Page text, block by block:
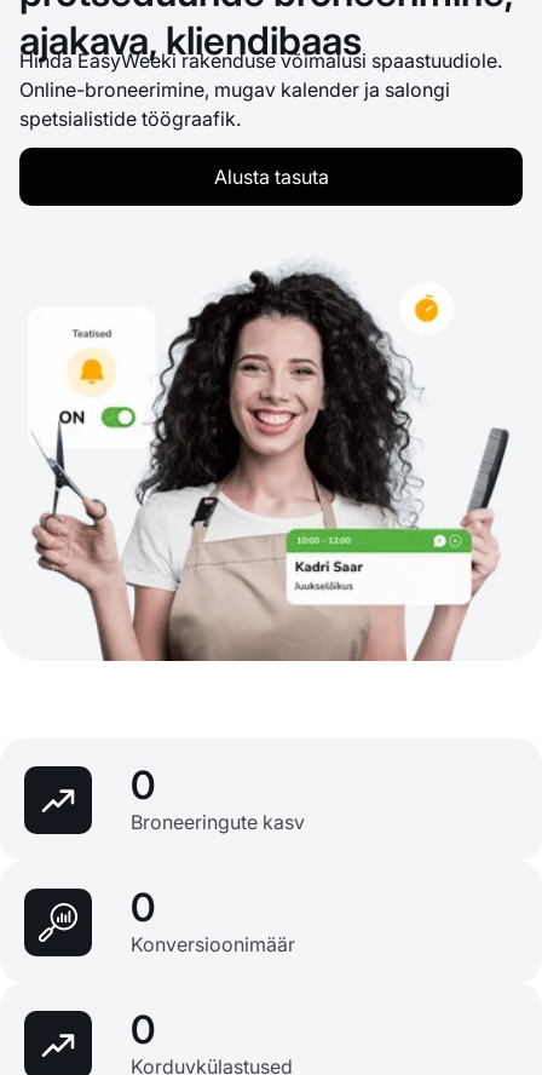
ajakava, kliendibaas
Hinda EasyWeeki rakenduse võimalusi spaastuudiole.
Online-broneerimine, mugav kalender ja salongi
spetsialistide töögraafik.
Alusta tasuta
0
Broneeringute kasv
0
Konversioonimäär
0
Korduvkülastused